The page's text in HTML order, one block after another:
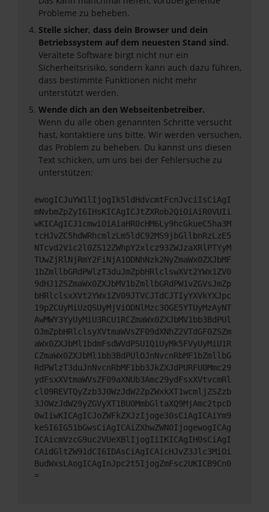
Probleme zu beheben.
Stelle sicher, dass dein Browser und dein
Betriebssystem auf dem neuesten Stand sind.
Veraltete Software birgt nicht nur ein
Sicherheitsrisiko, sondern kann auch dazu führen,
dass bestimmte Funktionen nicht mehr
unterstützt werden.
Wende dich an den Webseitenbetreiber.
Wenn du alle oben genannten Schritte versucht
hast, kontaktiere uns bitte. Wir werden versuchen,
das Problem zu beheben. Du kannst uns diesen
Text schicken, um uns bei der Fehlersuche zu
unterstützen:
ewogICJuYW1lIjogIk5ldHdvcmtFcnJvciIsCiAgI
mNvbmZpZyI6IHsKICAgICJtZXRob2QiOiAiR0VUIi
wKICAgICJ1cmwiOiAiaHR0cHM6Ly9hcGkueC5ha3M
tcHJvZC5hdWRhcmlzLm5ldC92MS9jbGllbnRzLzE5
NTcvd2Vic2l0ZS12ZWhpY2xlcz93ZWJzaXRlPTYyM
TUwZjRlNjRmY2FiNjA1ODNhNzk2NyZmaWx0ZXJbMF
1bZmllbGRdPWlzT3duJmZpbHRlclswXVt2YWx1ZV0
9dHJ1ZSZmaWx0ZXJbMV1bZmllbGRdPW1vZGVsJmZp
bHRlclsxXVt2YWx1ZV09JTVCJTdCJTIyYXVkYXJpc
19pZCUyMiUzQSUyMjViODNlMzc3OGE5YTUyMzAyNT
AwMWY3YyUyMiU3RCU1RCZmaWx0ZXJbMV1bb3BdPUl
OJmZpbHRlclsyXVtmaWVsZF09dXNhZ2VTdGF0ZSZm
aWx0ZXJbMl1bdmFsdWVdPSU1QiUyMk5FVyUyMiU1R
CZmaWx0ZXJbMl1bb3BdPUlOJnNvcnRbMF1bZmllbG
RdPWlzT3duJnNvcnRbMF1bb3JkZXJdPURFU0Mmc29
ydFsxXVtmaWVsZF09aXNUb3Amc29ydFsxXVtvcmRl
cl09REVTQyZzb3J0WzJdW2ZpZWxkXT1wcmljZSZzb
3J0WzJdW29yZGVyXT1BU0MmbGltaXQ9MjAmc2tpcD
0wIiwKICAgICJoZWFkZXJzIjoge30sCiAgICAiYm9
keSI6IG51bGwsCiAgICAiZXhwZWN0IjogewogICAg
ICAicmVzcG9uc2VUeXBlIjogIiIKICAgIH0sCiAgI
CAidGltZW91dCI6IDAsCiAgICAicHJvZ3Jlc3MiOi
BudWxsLAogICAgInJpc2t5IjogZmFsc2UKICB9Cn0
=